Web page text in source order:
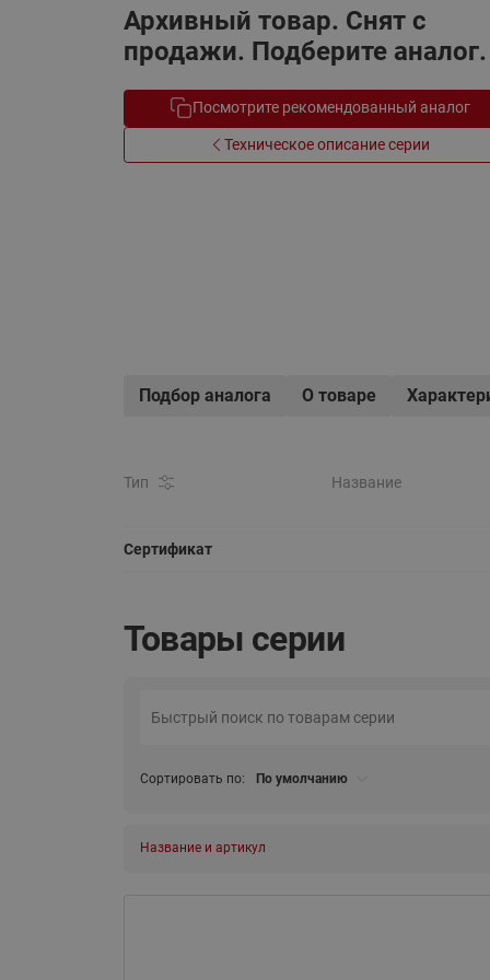
Системы водоснабжения
Электрообогрев
Архивный товар. Снят с
продажи. Подберите аналог.
Посмотрите рекомендованный аналог
Техническое описание серии
Подбор аналога О товаре
Тип Название
Сертификат
Товары серии
Сортировать по: По умолчанию
Название и артикул